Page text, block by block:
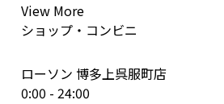
View More
ショップ・コンビニ
ローソン 博多上呉服町店
0:00 - 24:00